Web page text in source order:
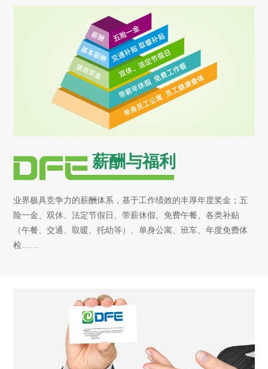
薪酬与福利
业界极具竞争力的薪酬体系，基于工作绩效的丰厚年度奖金；五
险一金、双休、法定节假日、带薪休假、免费午餐、各类补贴
（午餐、交通、取暖、托幼等）、单身公寓、班车、年度免费体
检……